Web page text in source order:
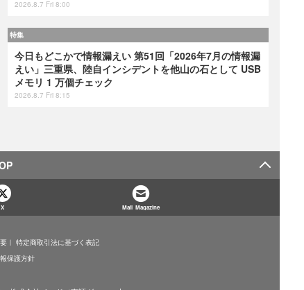
2026.8.7 Fri 8:00
特集
今日もどこかで情報漏えい 第51回「2026年7月の情報漏
えい」三重県、陸自インシデントを他山の石として USB
メモリ 1 万個チェック
2026.8.7 Fri 8:15
X Mail Magazine
特定商取引法に基づく表記
保護方針